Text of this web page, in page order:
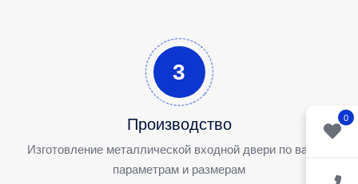
0
3
Производство
Изготовление металлической входной двери по вашим
параметрам и размерам